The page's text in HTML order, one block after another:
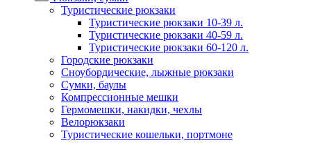
Туристические рюкзаки
Туристические рюкзаки 10-39 л.
Туристические рюкзаки 40-59 л.
Туристические рюкзаки 60-120 л.
Городские рюкзаки
Сноубордические, лыжные рюкзаки
Сумки, баулы
Компрессионные мешки
Гермомешки, накидки, чехлы
Велорюкзаки
Туристические кошельки, портмоне